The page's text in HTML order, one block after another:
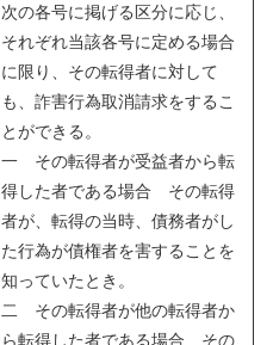
次の各号に掲げる区分に応じ、
それぞれ当該各号に定める場合
に限り、その転得者に対して
も、詐害行為取消請求をするこ
とができる。
一 その転得者が受益者から転
得した者である場合 その転得
者が、転得の当時、債務者がし
た行為が債権者を害することを
知っていたとき。
二 その転得者が他の転得者か
ら転得した者である場合 その